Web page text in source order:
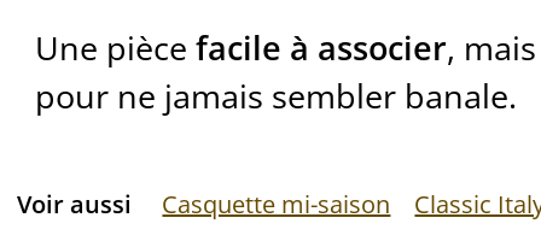
Une pièce facile à associer,
pour ne jamais sembler banale.
Voir aussi Casquette mi-saison Classic